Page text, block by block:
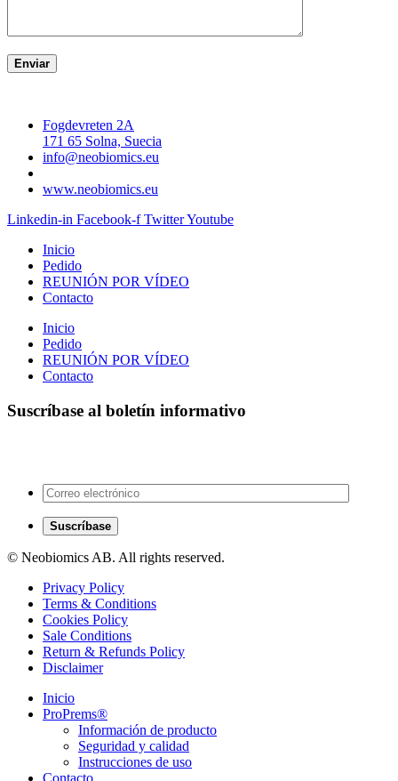
Fogdevreten 2A
171 65 Solna, Suecia
info@neobiomics.eu
www.neobiomics.eu
Linkedin-in Facebook-f TwitterYoutube
Inicio
Pedido
REUNIÓN POR VÍDEO
Contacto
Inicio
Pedido
REUNIÓN POR VÍDEO
Contacto
Suscríbase al boletín informativo
© Neobiomics AB. All rights reserved.
Privacy Policy
Terms & Conditions
Cookies Policy
Sale Conditions
Return & Refunds Policy
Disclaimer
Inicio
ProPrems®
Información de producto
Seguridad y calidad
Instrucciones de uso
Contacto